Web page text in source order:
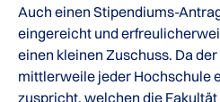
Auch einen Stipendiums-
eingereicht und
einen kleinen Zuschuss. Da
mittlerweile jeder Hochschule
zuspricht, welchen die